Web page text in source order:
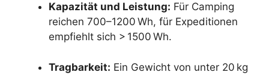
Kapazität und Leistung: Für Camping
reichen 700–1200 Wh, für Expeditionen
empfiehlt sich > 1500 Wh.
Tragbarkeit: Ein Gewicht von unter 20 kg